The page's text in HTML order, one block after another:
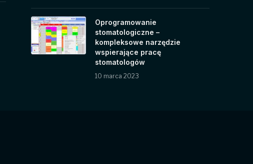
Oprogramowanie
stomatologiczne –
kompleksowe narzędzie
wspierające pracę
stomatologów
10 marca 2023